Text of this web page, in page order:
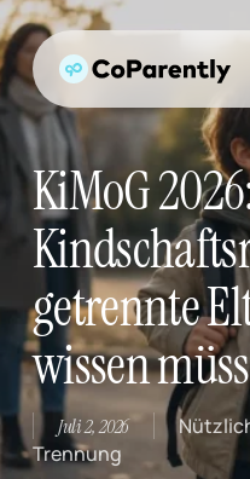
Skip
to
main
content
KiMoG
getrennte
wissen
Juli 2, 2026
Trennung